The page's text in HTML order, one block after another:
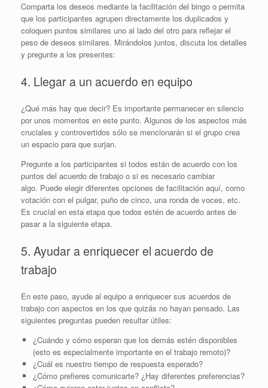
Comparta los deseos mediante la facilitación del bingo o permita
que los participantes agrupen directamente los duplicados y
coloquen puntos similares uno al lado del otro para reflejar el
peso de deseos similares. Mirándolos juntos, discuta los detalles
y pregunte a los presentes:
4. Llegar a un acuerdo en equipo
¿Qué más hay que decir? Es importante permanecer en silencio
por unos momentos en este punto. Algunos de los aspectos más
cruciales y controvertidos sólo se mencionarán si el grupo crea
un espacio para que surjan.
Pregunte a los participantes si todos están de acuerdo con los
puntos del acuerdo de trabajo o si es necesario cambiar
algo. Puede elegir diferentes opciones de facilitación aquí, como
votación con el pulgar, puño de cinco, una ronda de voces, etc.
Es crucial en esta etapa que todos estén de acuerdo antes de
pasar a la siguiente etapa.
5. Ayudar a enriquecer el acuerdo de
trabajo
En este paso, ayude al equipo a enriquecer sus acuerdos de
trabajo con aspectos en los que quizás no hayan pensado. Las
siguientes preguntas pueden resultar útiles:
¿Cuándo y cómo esperan que los demás estén disponibles
(esto es especialmente importante en el trabajo remoto)?
¿Cuál es nuestro tiempo de respuesta esperado?
¿Cómo prefieres comunicarte? ¿Hay diferentes preferencias?